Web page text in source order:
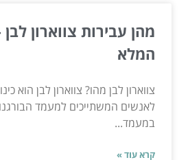
מהן עבירות צווארון
המלא
צווארון לבן מהו? צווארון לבן הוא
לאנשים המשתייכים למעמד
במעמד...
קרא עוד »